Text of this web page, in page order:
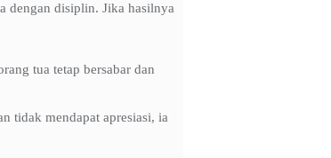
dengan disiplin. Jika hasilnya
tua tetap bersabar dan
tidak mendapat apresiasi, ia